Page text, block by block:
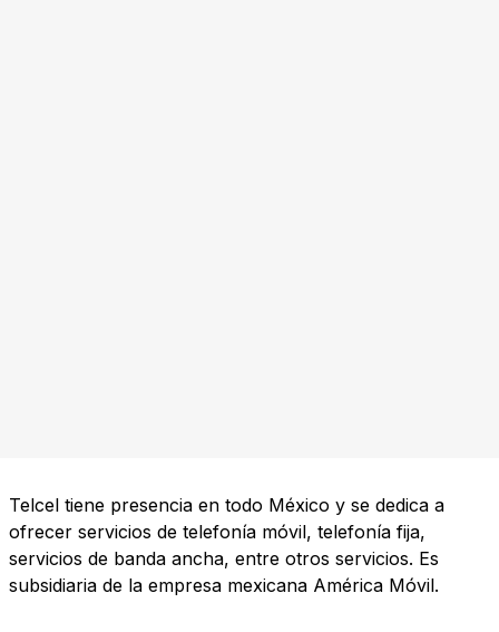
Telcel tiene presencia en todo México y se dedica a
ofrecer servicios de telefonía móvil, telefonía fija,
servicios de banda ancha, entre otros servicios. Es
subsidiaria de la empresa mexicana América Móvil.